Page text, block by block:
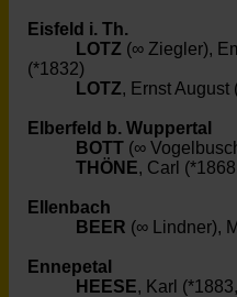
Eisfeld i. Th.
LOTZ (∞ Ziegler),
(*1832)
LOTZ, Ernst August
Elberfeld b. Wuppertal
BOTT (∞
THÖNE, Carl
Ellenbach
BEER (∞ Lindner),
Ennepetal
HEESE, Karl